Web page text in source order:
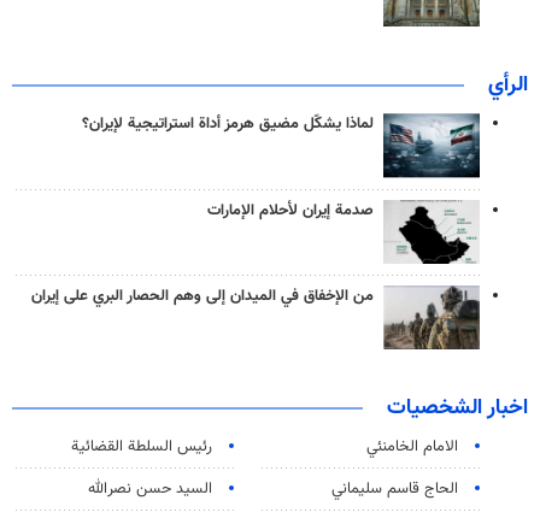
الرأي
لماذا يشكّل مضيق هرمز أداة استراتيجية لإيران؟
صدمة إيران لأحلام الإمارات
من الإخفاق في الميدان إلى وهم الحصار البري على إيران
اخبار الشخصيات
الامام الخامنئي
رئیس السلطة القضائیة
الحاج قاسم سليماني
السيد حسن نصرالله